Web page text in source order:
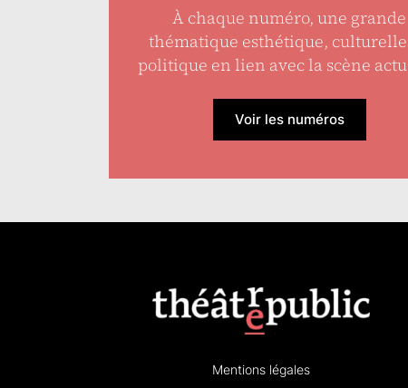
À chaque numéro, une grande
thématique esthétique,
politique en lien avec la scène
Voir les numéros
Mentions légales